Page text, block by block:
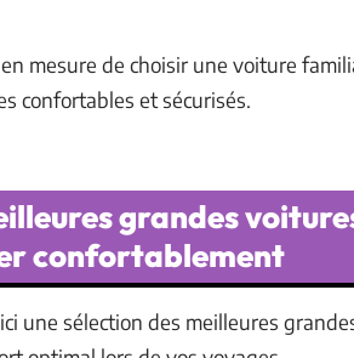
mesure de choisir une voiture
confortables et sécurisés.
grandes
confortablement
une sélection des meilleures